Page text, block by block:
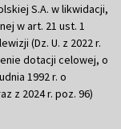
S.A. w likwidacji,
w art. 21 ust. 1
(Dz. U. z 2022 r.
dotacji celowej, o
1992 r. o
z 2024 r. poz. 96)